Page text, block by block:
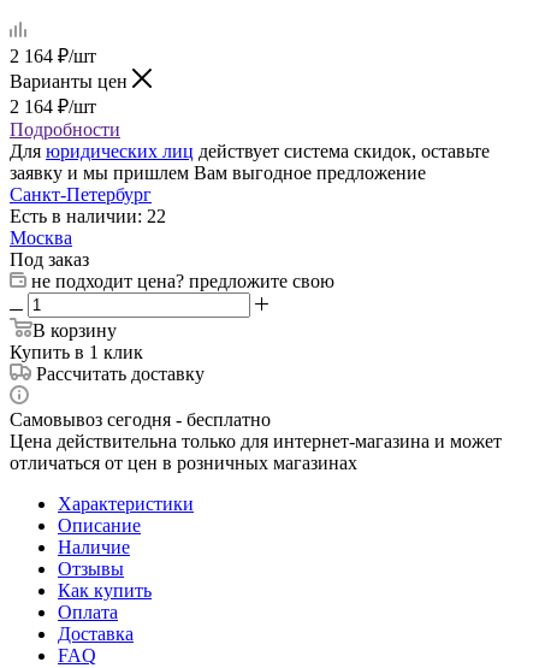
2 164 ₽/шт
Варианты цен
2 164 ₽/шт
Подробности
Для юридических лиц действует система скидок, оставьте
заявку и мы пришлем Вам выгодное предложение
Санкт-Петербург
Есть в наличии: 22
Москва
Под заказ
не подходит цена? предложите свою
В корзину
Купить в 1 клик
Рассчитать доставку
Самовывоз сегодня - бесплатно
Цена действительна только для интернет-магазина и может
отличаться от цен в розничных магазинах
Характеристики
Описание
Наличие
Отзывы
Как купить
Оплата
Доставка
FAQ